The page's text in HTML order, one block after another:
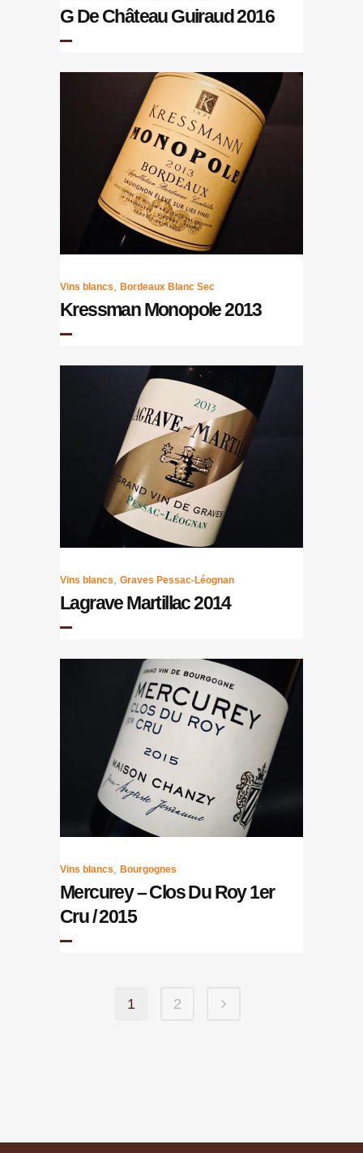
G De Château Guiraud 2016
Vins blancs Bordeaux Blanc Sec
Kressman Monopole 2013
Vins blancs Graves Pessac-Léognan
Lagrave Martillac 2014
Vins blancs Bourgognes
Mercurey – Clos Du Roy 1er
Cru / 2015
1 2